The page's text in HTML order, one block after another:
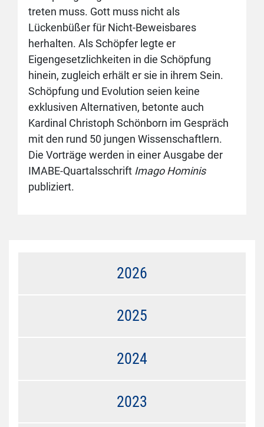
treten muss. Gott muss nicht als
Lückenbüßer für Nicht-Beweisbares
herhalten. Als Schöpfer legte er
Eigengesetzlichkeiten in die Schöpfung
hinein, zugleich erhält er sie in ihrem Sein.
Schöpfung und Evolution seien keine
exklusiven Alternativen, betonte auch
Kardinal Christoph Schönborn im Gespräch
mit den rund 50 jungen Wissenschaftlern.
Die Vorträge werden in einer Ausgabe der
IMABE-Quartalsschrift Imago Hominis
publiziert.
2026
2025
2024
2023